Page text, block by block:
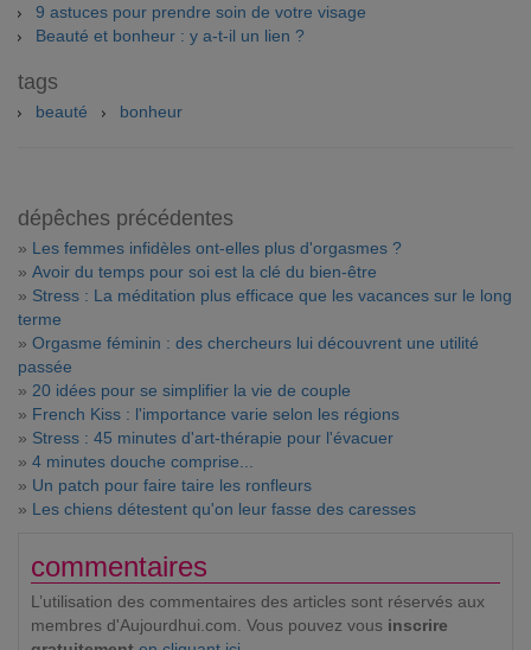
9 astuces pour prendre soin de votre visage
Beauté et bonheur : y a-t-il un lien ?
tags
beauté bonheur
dépêches précédentes
» Les femmes infidèles ont-elles plus d'orgasmes ?
» Avoir du temps pour soi est la clé du bien-être
» Stress : La méditation plus efficace que les vacances sur le long
terme
» Orgasme féminin : des chercheurs lui découvrent une utilité
passée
» 20 idées pour se simplifier la vie de couple
» French Kiss : l'importance varie selon les régions
» Stress : 45 minutes d'art-thérapie pour l'évacuer
» 4 minutes douche comprise...
» Un patch pour faire taire les ronfleurs
» Les chiens détestent qu'on leur fasse des caresses
commentaires
L’utilisation des commentaires des articles sont réservés aux
membres d'Aujourdhui.com. Vous pouvez vous inscrire